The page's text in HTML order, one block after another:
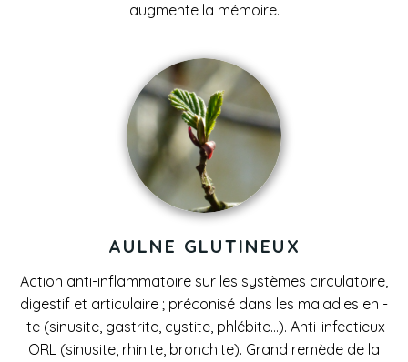
augmente la mémoire.
AULNE GLUTINEUX
Action anti-inflammatoire sur les systèmes circulatoire,
digestif et articulaire ; préconisé dans les maladies en -
ite (sinusite, gastrite, cystite, phlébite…). Anti-infectieux
ORL (sinusite, rhinite, bronchite). Grand remède de la